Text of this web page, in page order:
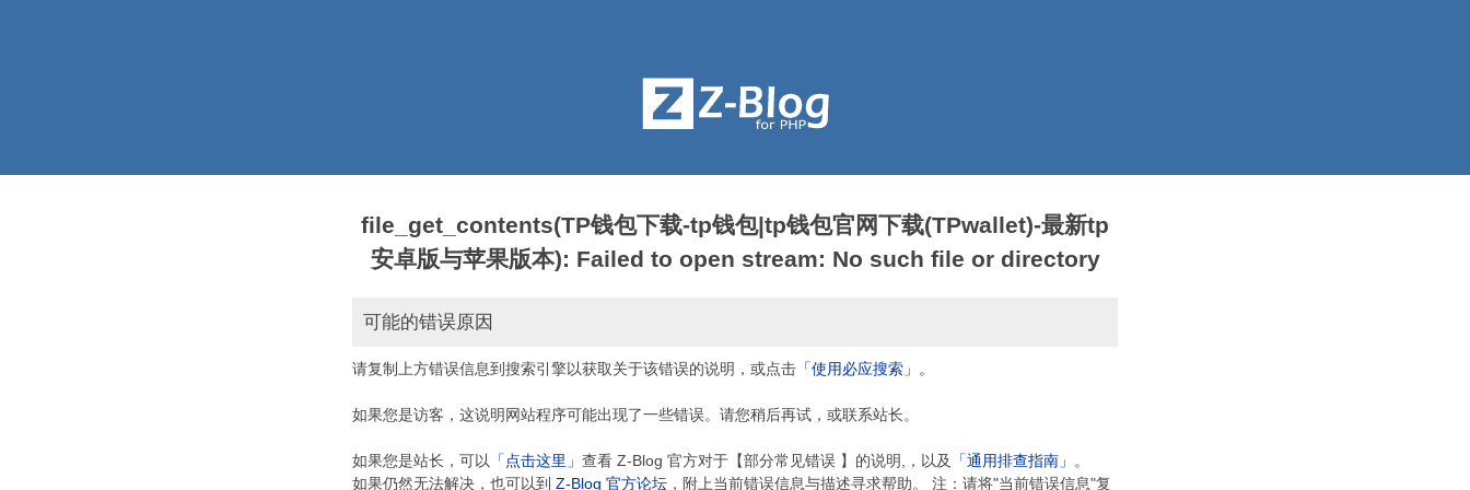
file_get_contents(TP钱包下载-tp钱包|tp钱包官网下载(TPwallet)-最新tp
安卓版与苹果版本): Failed to open stream: No such file or directory
可能的错误原因
请复制上方错误信息到搜索引擎以获取关于该错误的说明，或点击 「使用必应搜索」。
如果您是访客，这说明网站程序可能出现了一些错误。请您稍后再试，或联系站长。
如果您是站长，可以 「点击这里」 查看 Z-Blog 官方对于【部分常见错误 】的说明,，以及 「通用排查指南」
。
如果仍然无法解决，也可以到 Z-Blog 官方论坛 ，附上当前错误信息与描述寻求帮助。 注：请将"当前错误信息"复